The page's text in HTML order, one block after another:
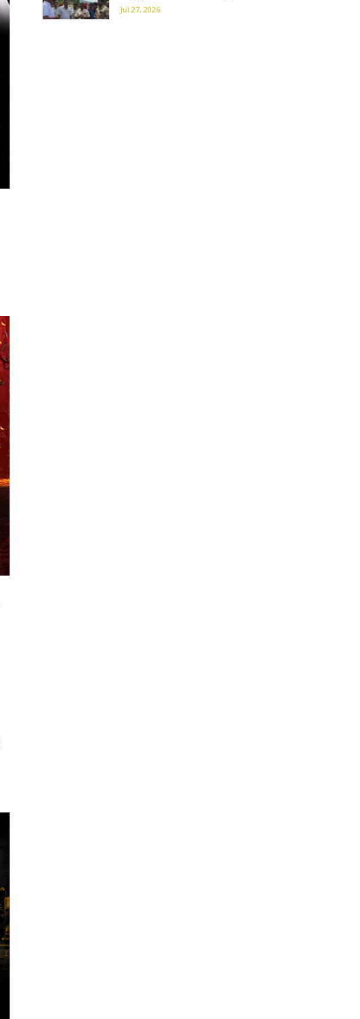
Jul 27, 2026